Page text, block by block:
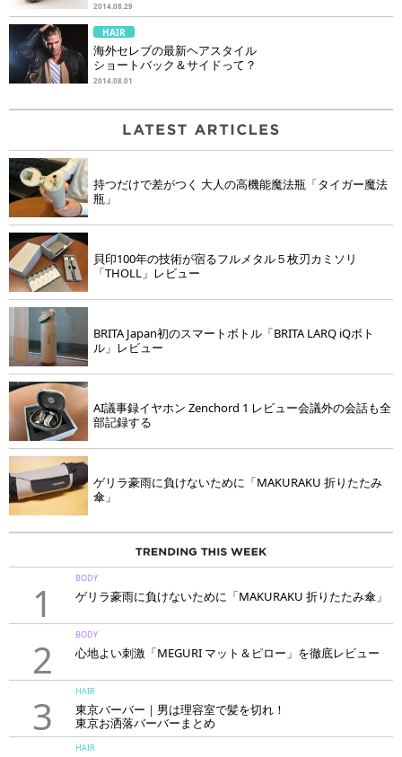
2014.08.29
HAIR
海外セレブの最新ヘアスタイル
ショートバック＆サイドって？
2014.08.01
持つだけで差がつく 大人の高機能魔法瓶「タイガー魔法
瓶」
貝印100年の技術が宿るフルメタル５枚刃カミソリ
「THOLL」レビュー
BRITA Japan初のスマートボトル「BRITA LARQ iQボト
ル」レビュー
AI議事録イヤホン Zenchord 1 レビュー会議外の会話も全
部記録する
ゲリラ豪雨に負けないために「MAKURAKU 折りたたみ
傘」
1
BODY
ゲリラ豪雨に負けないために「MAKURAKU 折りたたみ傘」
2
BODY
心地よい刺激「MEGURI マット＆ピロー」を徹底レビュー
3
HAIR
東京バーバー｜男は理容室で髪を切れ！
東京お洒落バーバーまとめ
HAIR